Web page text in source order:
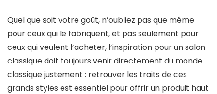
Quel que soit votre goût, n’oubliez pas que même
pour ceux qui le fabriquent, et pas seulement pour
ceux qui veulent l’acheter, l’inspiration pour un salon
classique doit toujours venir directement du monde
classique justement : retrouver les traits de ces
grands styles est essentiel pour offrir un produit haut